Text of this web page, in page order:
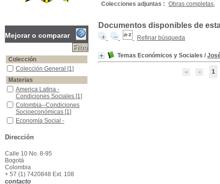
Colecciones adjuntas : Obras completas,
Documentos disponibles de
Refinar búsqueda
Temas Económicos y Sociales /
1
Mejorar o comparar
Colección
Colección General
Colección General [1]
Materias
America Latina - Condiciones Sociales
America Latina -
Condiciones Sociales [1]
Colombia--Condiciones Socioeconómicas
Colombia--Condiciones
Socioeconómicas [1]
Economía Social - Colombia.
Economía Social -
Dirección
Calle 10 No. 8-95
Bogotá
Colombia
+ 57 (1) 7420848 Ext. 108
contacto